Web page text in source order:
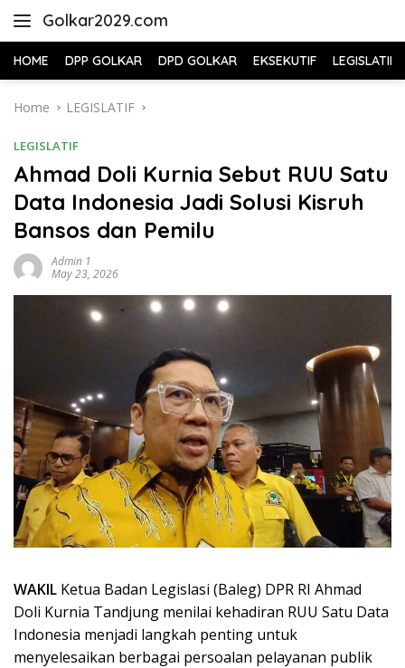
Golkar2029.com
HOME DPP GOLKAR DPD GOLKAR EKSEKUTIF LEGISLATIF
Home LEGISLATIF
LEGISLATIF
Ahmad Doli Kurnia Sebut RUU Satu
Data Indonesia Jadi Solusi Kisruh
Bansos dan Pemilu
Admin 1
May 23, 2026
WAKIL Ketua Badan Legislasi (Baleg) DPR RI Ahmad
Doli Kurnia Tandjung menilai kehadiran RUU Satu Data
Indonesia menjadi langkah penting untuk
menyelesaikan berbagai persoalan pelayanan publik